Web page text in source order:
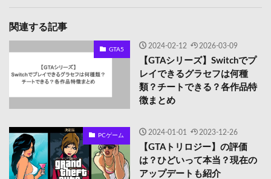
関連する記事
GTA5 2024-02-12 2026-03-09
【GTAシリーズ】Switchでプ
レイできるグラセフは何種
類？チートできる？各作品特
徴まとめ
PCゲーム 2024-01-01 2023-12-26
【GTAトリロジー】の評価
は？ひどいって本当？現在の
アップデートも紹介